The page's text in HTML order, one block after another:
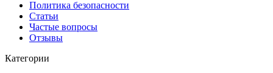
Политика безопасности
Статьи
Частые вопросы
Отзывы
Категории